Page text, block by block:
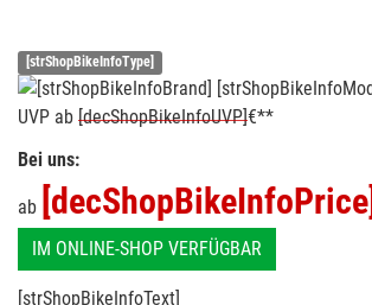
[strShopBikeInfoType]
UVP ab [decShopBikeInfoUVP]€**
Bei uns:
ab [decShopBikeInfoPrice]
IM ONLINE-SHOP VERFÜGBAR
[strShopBikeInfoText]